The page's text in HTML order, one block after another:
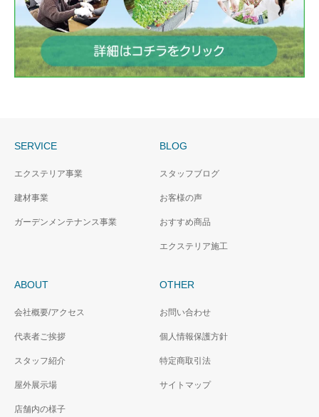
SERVICE
エクステリア事業
建材事業
ガーデンメンテナンス事業
BLOG
スタッフブログ
お客様の声
おすすめ商品
エクステリア施工
ABOUT
会社概要/アクセス
代表者ご挨拶
スタッフ紹介
屋外展示場
店舗内の様子
OTHER
お問い合わせ
個人情報保護方針
特定商取引法
サイトマップ